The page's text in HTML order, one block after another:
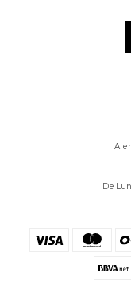
De